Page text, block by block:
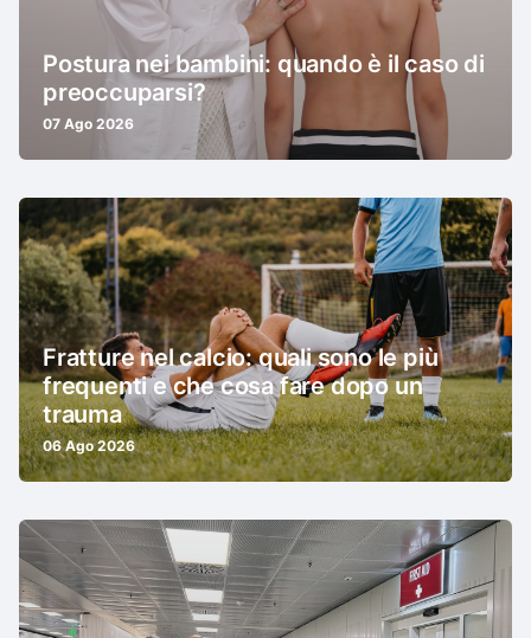
Postura nei bambini: quando è il caso di
preoccuparsi?
07 Ago 2026
Fratture nel calcio: quali sono le più
frequenti e che cosa fare dopo un
trauma
06 Ago 2026